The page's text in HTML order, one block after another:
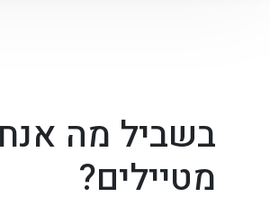
בשביל מה
מטיילים?